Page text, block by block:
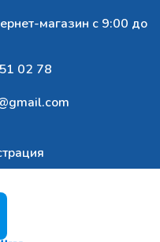
магазин с 9:00 до
02 78